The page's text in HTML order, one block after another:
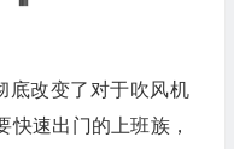
底改变了对于吹风机
快速出门的上班族，